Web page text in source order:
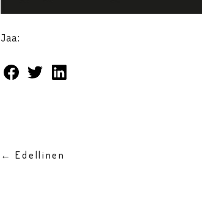
Jaa:
← Edellinen